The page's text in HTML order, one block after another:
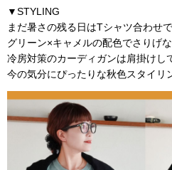
▼STYLING
まだ暑さの残る日はTシャツ合わせで
グリーン×キャメルの配色でさりげな
冷房対策のカーディガンは肩掛けし
今の気分にぴったりな秋色スタイリ